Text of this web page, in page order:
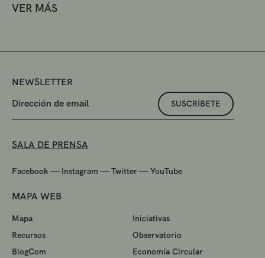
VER MÁS
NEWSLETTER
SUSCRÍBETE
SALA DE PRENSA
Facebook — Instagram —Twitter—YouTube
MAPA WEB
Mapa
Iniciativas
Recursos
Observatorio
BlogCom
Economía Circular